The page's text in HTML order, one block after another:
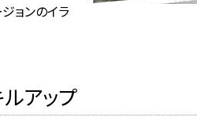
ョンのイラ
アップ